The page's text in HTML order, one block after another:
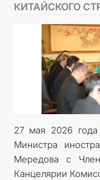
КИТАЙСКОГО
27 мая 2026
Министра
Мередова с
Канцелярии